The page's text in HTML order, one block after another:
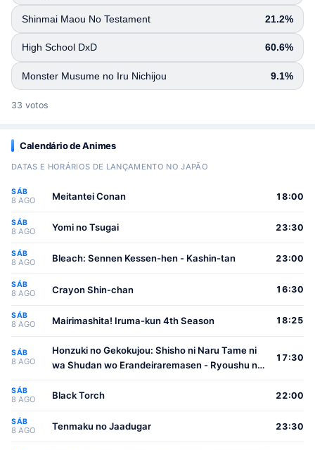
Shinmai Maou No Testament 21.2%
High School DxD 60.6%
Monster Musume no Iru Nichijou 9.1%
33 votos
Calendário de Animes
DATAS E HORÁRIOS DE LANÇAMENTO NO JAPÃO
SÁB
8 AGO Meitantei Conan 18:00
SÁB
8 AGO Yomi no Tsugai 23:30
SÁB
8 AGO Bleach: Sennen Kessen-hen - Kashin-tan 23:00
SÁB
8 AGO Crayon Shin-chan 16:30
SÁB
8 AGO Mairimashita! Iruma-kun 4th Season 18:25
SÁB
8 AGO
Honzuki no Gekokujou: Shisho ni Naru Tame ni
wa Shudan wo Erandeiraremasen - Ryoushu no
17:30
SÁB
8 AGO Black Torch 22:00
SÁB
8 AGO Tenmaku no Jaadugar 23:30